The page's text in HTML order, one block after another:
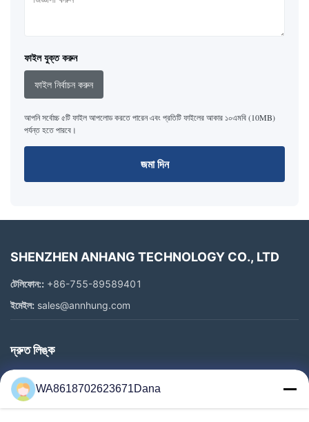
ফাইল যুক্ত করুন
ফাইল নির্বাচন করুন
আপনি সর্বোচ্চ ৫টি ফাইল আপলোড করতে পারেন এবং প্রতিটি ফাইলের আকার ১০এমবি (10MB)
পর্যন্ত হতে পারবে।
জমা দিন
SHENZHEN ANHANG TECHNOLOGY CO., LTD
টেলিফোন:: +86-755-89589401
ইমেইল: sales@annhung.com
দ্রুত লিঙ্ক
বাড়ি
পণ্য
WA8618702623671Dana